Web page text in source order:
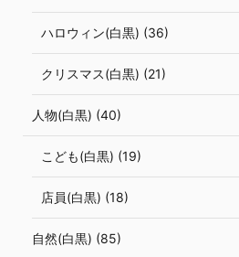
ハロウィン(白黒) (36)
クリスマス(白黒) (21)
人物(白黒) (40)
こども(白黒) (19)
店員(白黒) (18)
自然(白黒) (85)